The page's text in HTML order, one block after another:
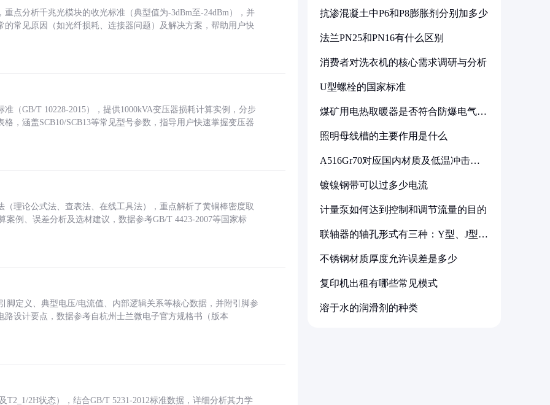
点分析千兆光模块的收光标准（典型值为-3dBm至-24dBm），并
常见原因（如光纤损耗、连接器问题）及解决方案，帮助用户快
（GB/T 10228-2015），提供1000kVA变压器损耗计算实例，分步
，涵盖SCB10/SCB13等常见型号参数，指导用户快速掌握变压器
理论公式法、查表法、在线工具法），重点解析了黄铜棒密度取
案例、误差分析及选材建议，数据参考GB/T 4423-2007等国家标
脚定义、典型电压/电流值、内部逻辑关系等核心数据，并附引脚参
设计要点，数据参考自杭州士兰微电子官方规格书（版本
2H状态），结合GB/T 5231-2012标准数据，详细分析其力学
抗渗混凝土中P6和P8膨胀剂分别加多少
法兰PN25和PN16有什么区别
消费者对洗衣机的核心需求调研与分析
U型螺栓的国家标准
煤矿用电热取暖器是否符合防爆电气设
照明母线槽的主要作用是什么
A516Gr70对应国内材质及低温冲击要
镀镍钢带可以过多少电流
计量泵如何达到控制和调节流量的目的
联轴器的轴孔形式有三种：Y型、J型、
不锈钢材质厚度允许误差是多少
复印机出租有哪些常见模式
溶于水的润滑剂的种类